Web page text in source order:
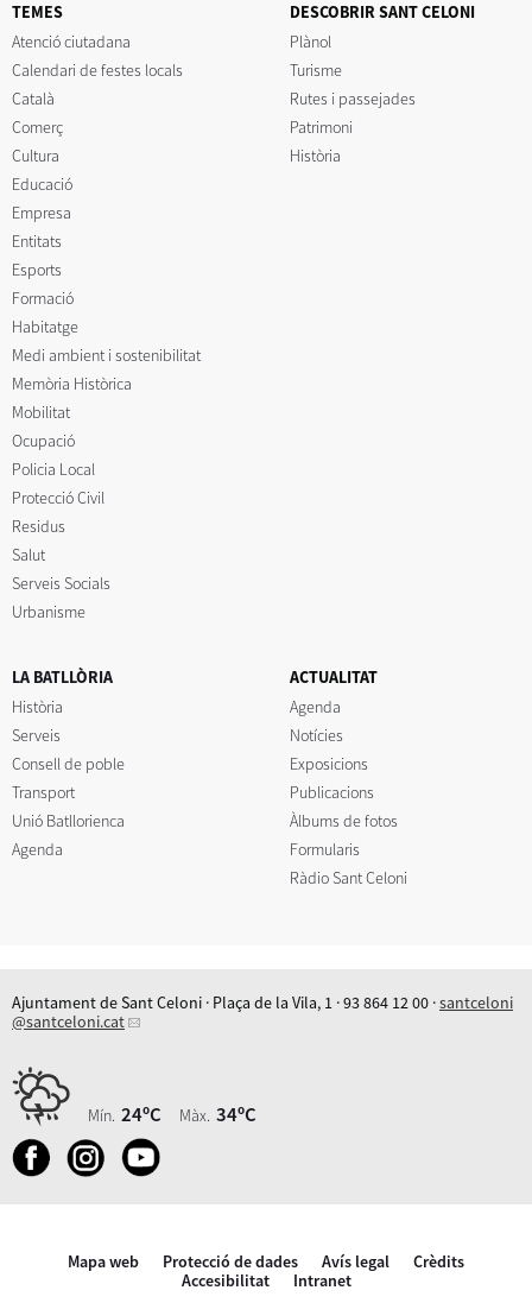
TEMES
Atenció ciutadana
Calendari de festes locals
Català
Comerç
Cultura
Educació
Empresa
Entitats
Esports
Formació
Habitatge
Medi ambient i sostenibilitat
Memòria Històrica
Mobilitat
Ocupació
Policia Local
Protecció Civil
Residus
Salut
Serveis Socials
Urbanisme
DESCOBRIR SANT CELONI
Plànol
Turisme
Rutes i passejades
Patrimoni
Història
LA BATLLÒRIA
Història
Serveis
Consell de poble
Transport
Unió Batllorienca
Agenda
ACTUALITAT
Agenda
Notícies
Exposicions
Publicacions
Àlbums de fotos
Formularis
Ràdio Sant Celoni
Ajuntament de Sant Celoni · Plaça de la Vila, 1 · 93 864 12 00 ·santceloni
@santceloni.cat
Mín. 24ºC Màx. 34ºC
Mapa web Protecció de dades Avís legal
Crèdits
Accesibilitat
Intranet